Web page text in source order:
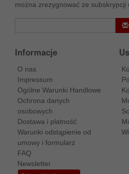
można zrezygnować ze subskrypcji
Informacje
O nas
Impressum
Ogólne Warunki Handlowe
Ochrona danych
osobowych
Dostawa i platność
Warunki odstąpienie od
umowy i formularz
FAQ
Newsletter